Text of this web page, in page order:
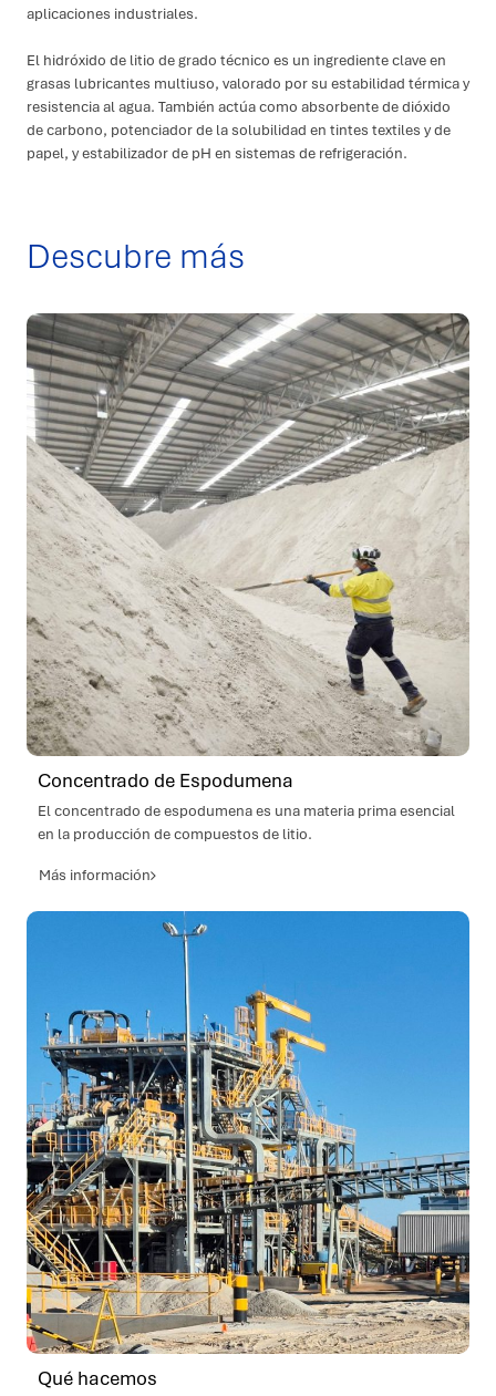
aplicaciones industriales.
El hidróxido de litio de grado técnico es un ingrediente clave en
grasas lubricantes multiuso, valorado por su estabilidad térmica y
resistencia al agua. También actúa como absorbente de dióxido
de carbono, potenciador de la solubilidad en tintes textiles y de
papel, y estabilizador de pH en sistemas de refrigeración.
Descubre más
Concentrado de Espodumena
El concentrado de espodumena es una materia prima esencial
en la producción de compuestos de litio.
Más información
Qué hacemos